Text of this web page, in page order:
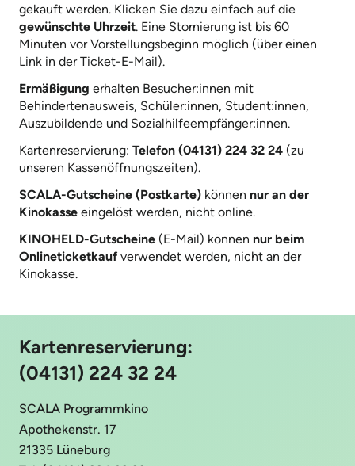
gekauft werden. Klicken Sie dazu einfach auf die
gewünschte Uhrzeit. Eine Stornierung ist bis 60
Minuten vor Vorstellungsbeginn möglich (über einen
Link in der Ticket-E-Mail).
Ermäßigung erhalten Besucher:innen mit
Behindertenausweis, Schüler:innen, Student:innen,
Auszubildende und Sozialhilfeempfänger:innen.
Kartenreservierung: Telefon (04131) 224 32 24 (zu
unseren Kassenöffnungszeiten).
SCALA-Gutscheine (Postkarte) können nur an der
Kinokasse eingelöst werden, nicht online.
KINOHELD-Gutscheine (E-Mail) können nur beim
Onlineticketkauf verwendet werden, nicht an der
Kinokasse.
Kartenreservierung:
(04131) 224 32 24
SCALA Programmkino
Apothekenstr. 17
21335 Lüneburg